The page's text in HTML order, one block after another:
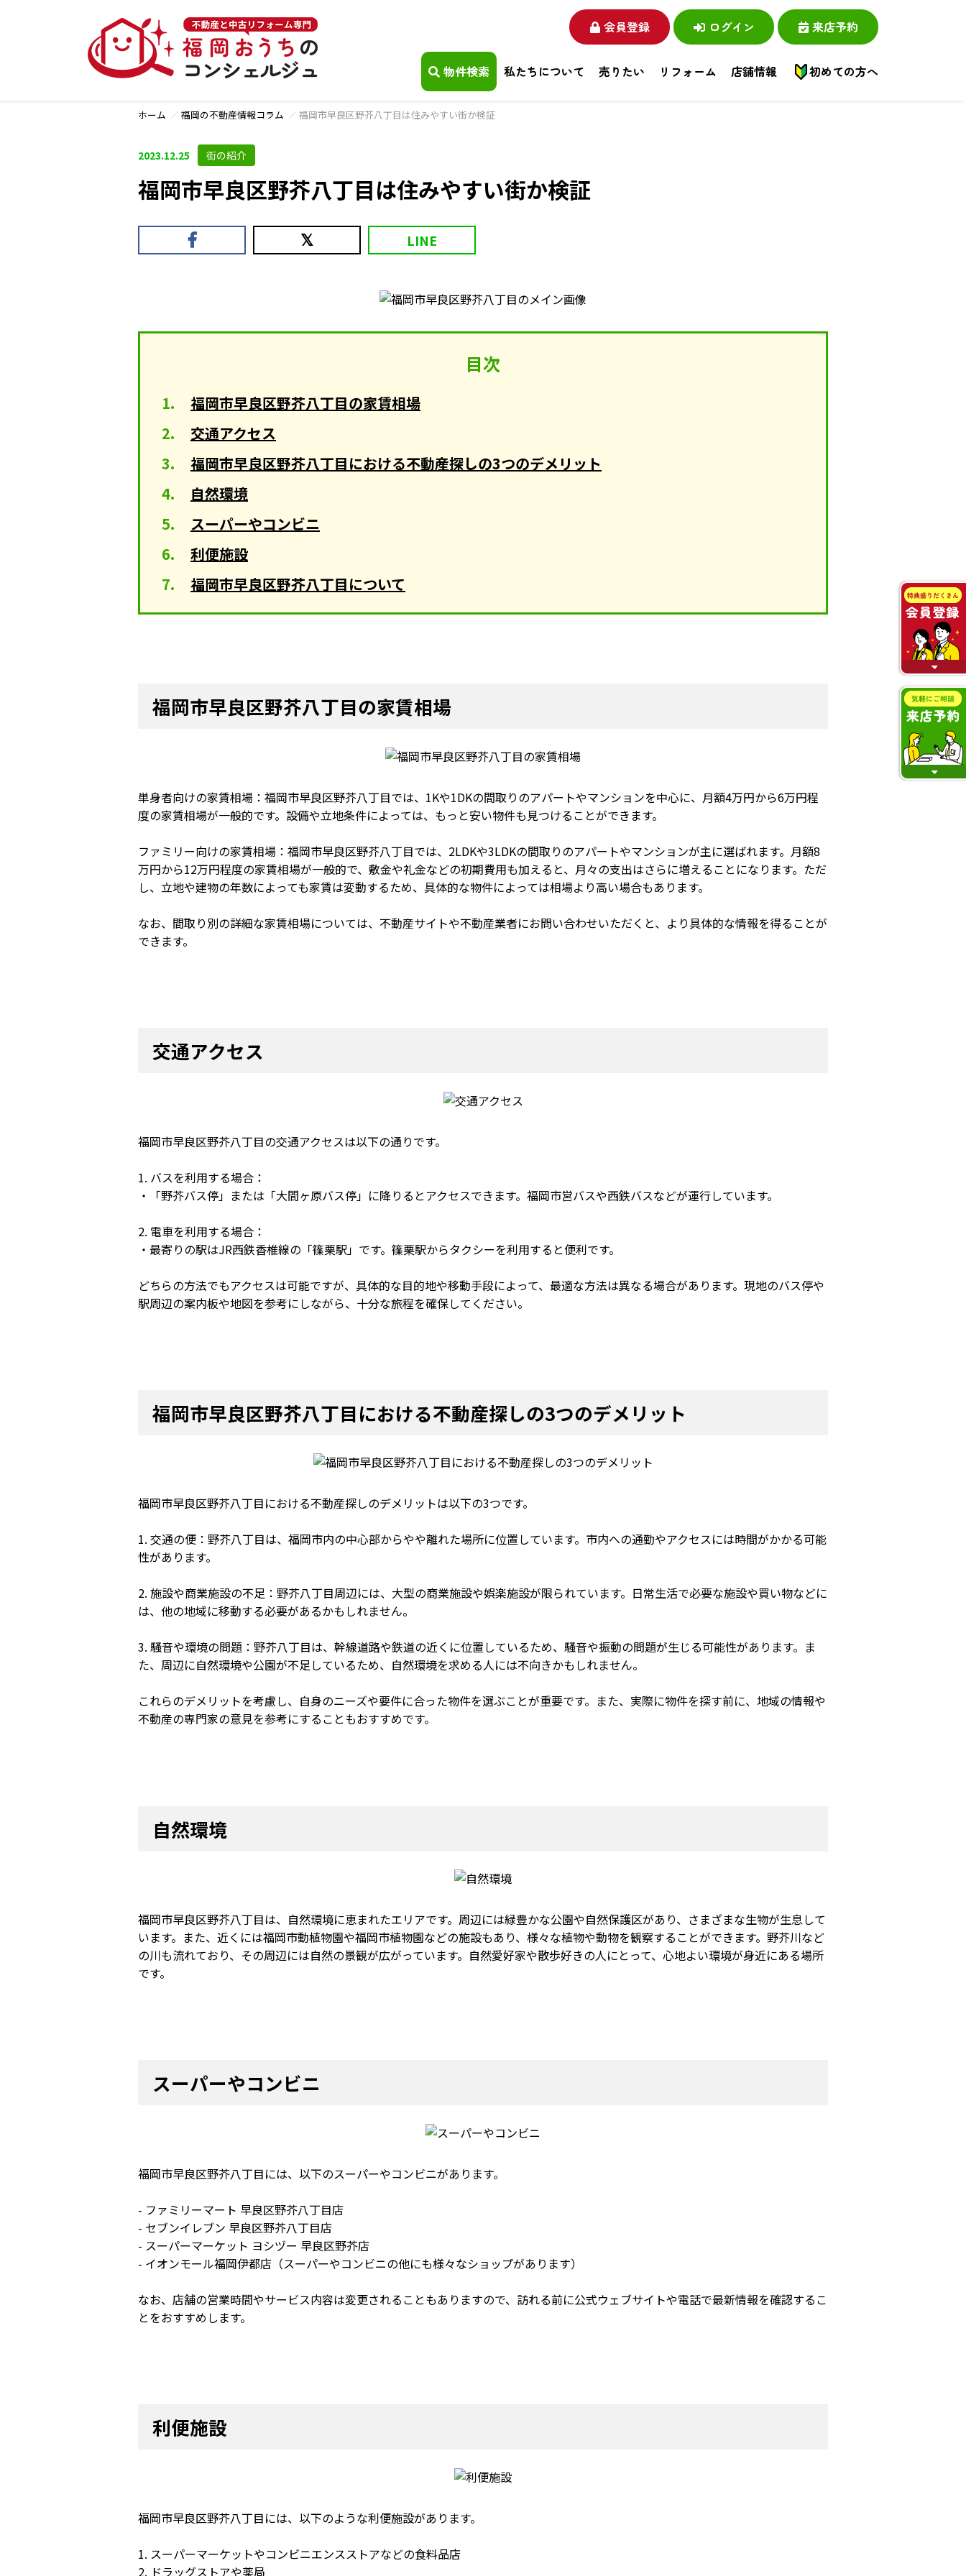
会員登録 ログイン 来店予約
物件検索 私たちについて 売りたい リフォーム 店舗情報 初めての方へ
ホーム 福岡の不動産情報コラム 福岡市早良区野芥八丁目は住みやすい街か検証
2023.12.25 街の紹介
福岡市早良区野芥八丁目は住みやすい街か検証
LINE
目次
福岡市早良区野芥八丁目の家賃相場
交通アクセス
福岡市早良区野芥八丁目における不動産探しの3つのデメリット
自然環境
スーパーやコンビニ
利便施設
福岡市早良区野芥八丁目について
福岡市早良区野芥八丁目の家賃相場
単身者向けの家賃相場：福岡市早良区野芥八丁目では、1Kや1DKの間取りのアパートやマンションを中心に、月額4万円から6万円程
度の家賃相場が一般的です。設備や立地条件によっては、もっと安い物件も見つけることができます。
ファミリー向けの家賃相場：福岡市早良区野芥八丁目では、2LDKや3LDKの間取りのアパートやマンションが主に選ばれます。月額8
万円から12万円程度の家賃相場が一般的で、敷金や礼金などの初期費用も加えると、月々の支出はさらに増えることになります。ただ
し、立地や建物の年数によっても家賃は変動するため、具体的な物件によっては相場より高い場合もあります。
なお、間取り別の詳細な家賃相場については、不動産サイトや不動産業者にお問い合わせいただくと、より具体的な情報を得ることが
できます。
交通アクセス
福岡市早良区野芥八丁目の交通アクセスは以下の通りです。
1. バスを利用する場合：
・「野芥バス停」または「大間ヶ原バス停」に降りるとアクセスできます。福岡市営バスや西鉄バスなどが運行しています。
2. 電車を利用する場合：
・最寄りの駅はJR西鉄香椎線の「篠栗駅」です。篠栗駅からタクシーを利用すると便利です。
どちらの方法でもアクセスは可能ですが、具体的な目的地や移動手段によって、最適な方法は異なる場合があります。現地のバス停や
駅周辺の案内板や地図を参考にしながら、十分な旅程を確保してください。
福岡市早良区野芥八丁目における不動産探しの3つのデメリット
福岡市早良区野芥八丁目における不動産探しのデメリットは以下の3つです。
1. 交通の便：野芥八丁目は、福岡市内の中心部からやや離れた場所に位置しています。市内への通勤やアクセスには時間がかかる可能
性があります。
2. 施設や商業施設の不足：野芥八丁目周辺には、大型の商業施設や娯楽施設が限られています。日常生活で必要な施設や買い物などに
は、他の地域に移動する必要があるかもしれません。
3. 騒音や環境の問題：野芥八丁目は、幹線道路や鉄道の近くに位置しているため、騒音や振動の問題が生じる可能性があります。ま
た、周辺に自然環境や公園が不足しているため、自然環境を求める人には不向きかもしれません。
これらのデメリットを考慮し、自身のニーズや要件に合った物件を選ぶことが重要です。また、実際に物件を探す前に、地域の情報や
不動産の専門家の意見を参考にすることもおすすめです。
自然環境
福岡市早良区野芥八丁目は、自然環境に恵まれたエリアです。周辺には緑豊かな公園や自然保護区があり、さまざまな生物が生息して
います。また、近くには福岡市動植物園や福岡市植物園などの施設もあり、様々な植物や動物を観察することができます。野芥川など
の川も流れており、その周辺には自然の景観が広がっています。自然愛好家や散歩好きの人にとって、心地よい環境が身近にある場所
です。
スーパーやコンビニ
福岡市早良区野芥八丁目には、以下のスーパーやコンビニがあります。
- ファミリーマート 早良区野芥八丁目店
- セブンイレブン 早良区野芥八丁目店
- スーパーマーケット ヨシヅー 早良区野芥店
- イオンモール福岡伊都店（スーパーやコンビニの他にも様々なショップがあります）
なお、店舗の営業時間やサービス内容は変更されることもありますので、訪れる前に公式ウェブサイトや電話で最新情報を確認するこ
とをおすすめします。
利便施設
福岡市早良区野芥八丁目には、以下のような利便施設があります。
1. スーパーマーケットやコンビニエンスストアなどの食料品店
2. ドラッグストアや薬局